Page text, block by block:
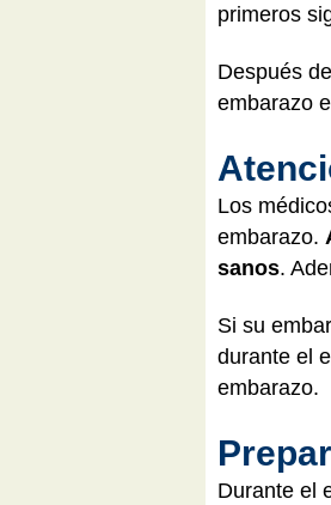
primeros
Después
embarazo
Los
embarazo.
sanos.
Si su
durante el
embarazo.
Durante el